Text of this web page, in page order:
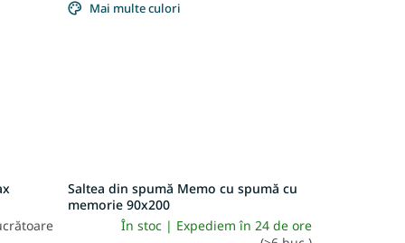
Mai multe culori
Saltea din spumă Memo cu spumă cu
memorie 90x200
În stoc | Expediem în 24 de ore